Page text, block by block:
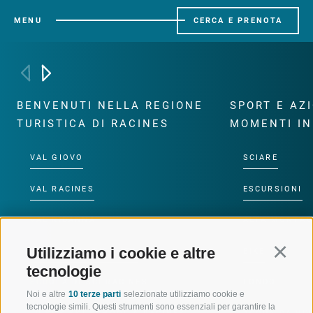
Utilizziamo i cookie e altre
tecnologie
Noi e altre 10 terze parti selezionate utilizziamo cookie e
tecnologie simili. Questi strumenti sono essenziali per garantire la
MENU CERCA E PRENOTA
BENVENUTI NELLA REGIONE
TURISTICA DI RACINES
VAL GIOVO
VAL RACINES
VAL RIDANNA
IMPIANTI DI RISALITA
SCUOLA DI SCI RACINES
SPORT E
MOMENTI
SCIARE
ESCURSIONI
ALTA